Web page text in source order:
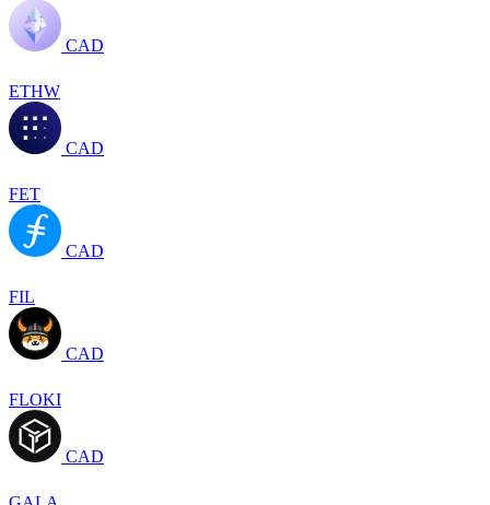
CAD
ETHW
CAD
FET
CAD
FIL
CAD
FLOKI
CAD